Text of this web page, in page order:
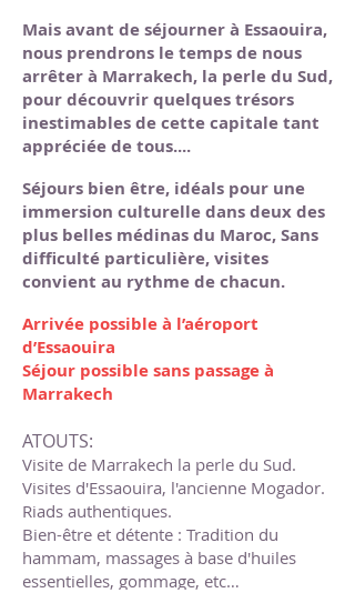
Mais avant de séjourner à Essaouira,
nous prendrons le temps de nous
arrêter à Marrakech, la perle du Sud,
pour découvrir quelques trésors
inestimables de cette capitale tant
appréciée de tous....
Séjours bien être, idéals pour une
immersion culturelle dans deux des
plus belles médinas du Maroc, Sans
difficulté particulière, visites
convient au rythme de chacun.
Arrivée possible à l’aéroport
d’Essaouira
Séjour possible sans passage à
Marrakech
ATOUTS:
Visite de Marrakech la perle du Sud.
Visites d'Essaouira, l'ancienne Mogador.
Riads authentiques.
Bien-être et détente : Tradition du
hammam, massages à base d'huiles
essentielles, gommage, etc…